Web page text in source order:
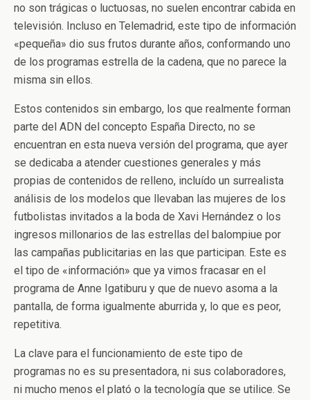
no son trágicas o luctuosas, no suelen encontrar cabida en
televisión. Incluso en Telemadrid, este tipo de información
«pequeña» dio sus frutos durante años, conformando uno
de los programas estrella de la cadena, que no parece la
misma sin ellos.
Estos contenidos sin embargo, los que realmente forman
parte del ADN del concepto España Directo, no se
encuentran en esta nueva versión del programa, que ayer
se dedicaba a atender cuestiones generales y más
propias de contenidos de relleno, incluído un surrealista
análisis de los modelos que llevaban las mujeres de los
futbolistas invitados a la boda de Xavi Hernández o los
ingresos millonarios de las estrellas del balompiue por
las campañas publicitarias en las que participan. Este es
el tipo de «información» que ya vimos fracasar en el
programa de Anne Igatiburu y que de nuevo asoma a la
pantalla, de forma igualmente aburrida y, lo que es peor,
repetitiva.
La clave para el funcionamiento de este tipo de
programas no es su presentadora, ni sus colaboradores,
ni mucho menos el plató o la tecnología que se utilice. Se